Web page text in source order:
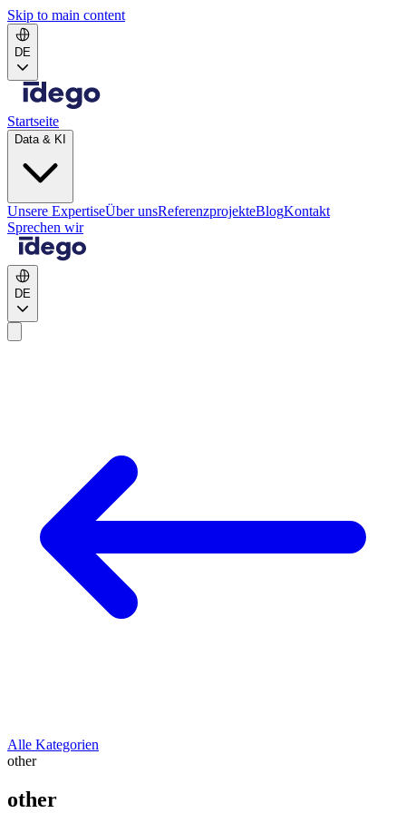
Skip to main content
DE
Startseite
Data & KI
Unsere ExpertiseÜber unsReferenzprojekteBlogKontakt
Sprechen wir
DE
Alle Kategorien
other
other